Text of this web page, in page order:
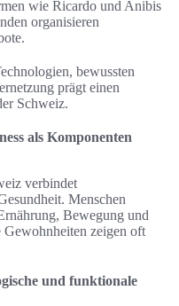
wie Ricardo und Anibis
organisieren
bewussten
prägt einen
Schweiz.
als Komponenten
verbindet
Menschen
Bewegung und
Gewohnheiten zeigen oft
und funktionale